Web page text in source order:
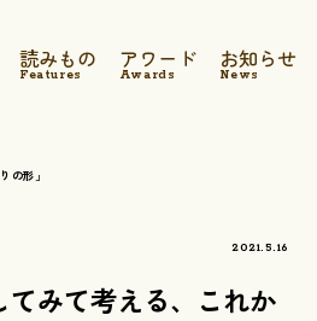
読みもの
Features
アワード
Awards
お知らせ
News
の形」
2021.5.16
みて考える、これか